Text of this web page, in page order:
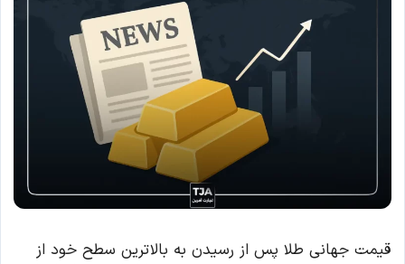
قیمت جهانی طلا پس از رسیدن به بالاترین سطح خود از